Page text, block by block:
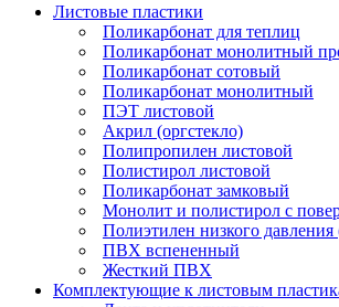
Листовые пластики
Поликарбонат для теплиц
Поликарбонат монолитный
Поликарбонат сотовый
Поликарбонат монолитный
ПЭТ листовой
Акрил (оргстекло)
Полипропилен листовой
Полистирол листовой
Поликарбонат замковый
Монолит и полистирол с
Полиэтилен низкого
ПВХ вспененный
Жесткий ПВХ
Комплектующие к листовым